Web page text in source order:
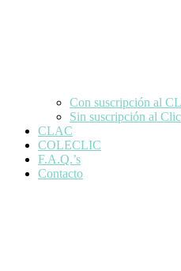
Con suscripción al
Sin suscripción al Clic
CLAC
COLECLIC
F.A.Q.’s
Contacto